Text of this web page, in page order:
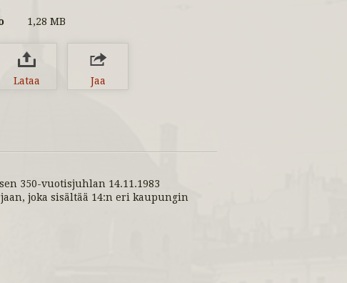
1,28 MB
Lataa Jaa
350-vuotisjuhlan 14.11.1983
joka sisältää 14:n eri kaupungin